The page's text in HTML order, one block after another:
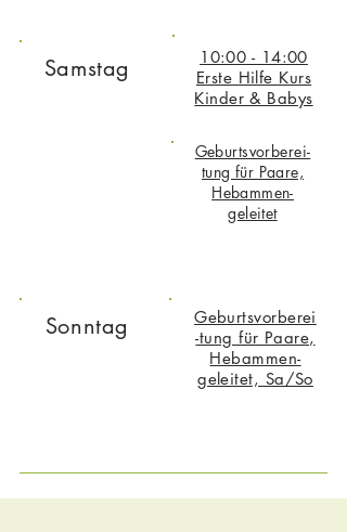
Samstag
10:00 - 14:00
Erste Hilfe Kurs
Kinder & Babys
Geburtsvorberei-
tung für Paare,
Hebammen-
geleitet
Sonntag
Geburtsvorberei
-tung für Paare,
Hebammen-
geleitet, Sa/So